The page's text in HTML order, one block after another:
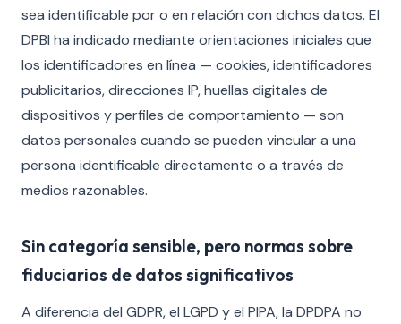
sea identificable por o en relación con dichos datos. El
DPBI ha indicado mediante orientaciones iniciales que
los identificadores en línea — cookies, identificadores
publicitarios, direcciones IP, huellas digitales de
dispositivos y perfiles de comportamiento — son
datos personales cuando se pueden vincular a una
persona identificable directamente o a través de
medios razonables.
Sin categoría sensible, pero normas sobre
fiduciarios de datos significativos
A diferencia del GDPR, el LGPD y el PIPA, la DPDPA no